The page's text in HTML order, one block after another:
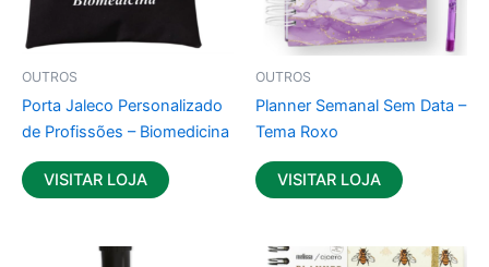
OUTROS
Porta Jaleco Personalizado
de Profissões – Biomedicina
VISITAR LOJA
OUTROS
Planner Semanal Sem Data –
Tema Roxo
VISITAR LOJA